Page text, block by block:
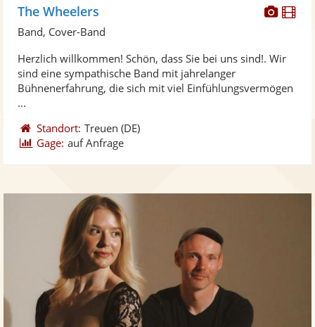
Fotos
The Wheelers
Band, Cover-Band
Herzlich willkommen! Schön, dass Sie bei uns sind!​. Wir
sind eine sympathische Band mit jahrelanger
Bühnenerfahrung, die sich mit viel Einfühlungsvermögen
...
Standort: Treuen (DE)
Gage: auf Anfrage